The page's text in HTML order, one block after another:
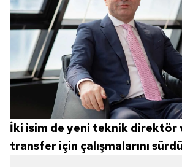
İki isim de yeni teknik direktör
transfer için çalışmalarını